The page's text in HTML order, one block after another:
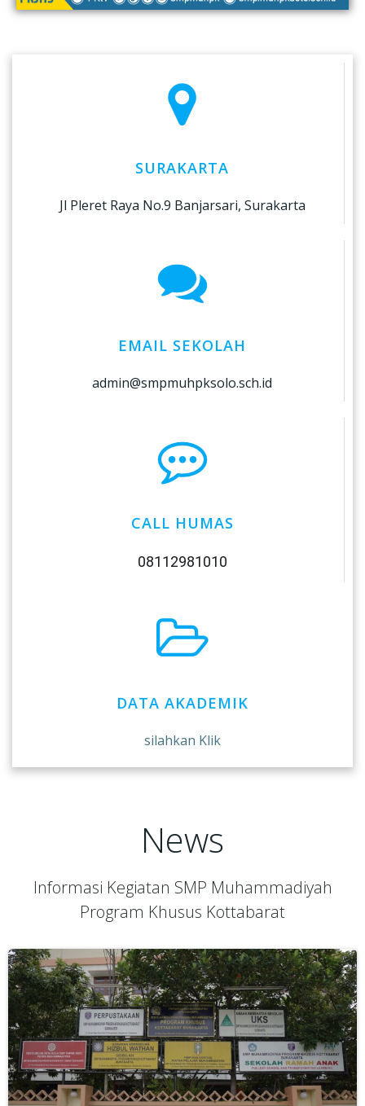
SURAKARTA
Jl Pleret Raya No.9 Banjarsari, Surakarta
EMAIL SEKOLAH
admin@smpmuhpksolo.sch.id
CALL HUMAS
08112981010
DATA AKADEMIK
silahkan Klik
News
Informasi Kegiatan SMP Muhammadiyah
Program Khusus Kottabarat